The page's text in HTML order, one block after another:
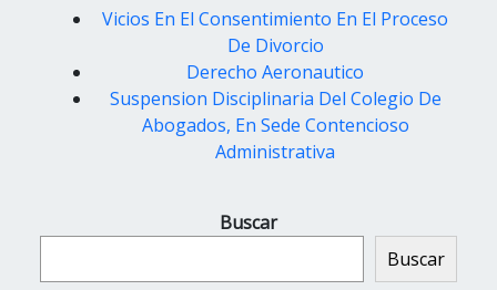
Vicios En El Consentimiento En El Proceso
De Divorcio
Derecho Aeronautico
Suspension Disciplinaria Del Colegio De
Abogados, En Sede Contencioso
Administrativa
Buscar
Buscar